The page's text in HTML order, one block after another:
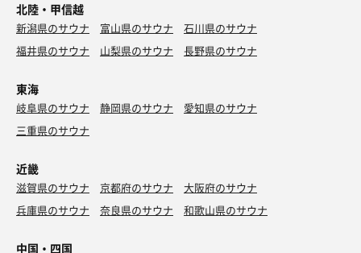
北陸・甲信越
新潟県のサウナ 富山県のサウナ
石川県のサウナ
福井県のサウナ
山梨県のサウナ 長野県のサウナ
東海
岐阜県のサウナ 静岡県のサウナ
愛知県のサウナ
三重県のサウナ
近畿
滋賀県のサウナ 京都府のサウナ
大阪府のサウナ
兵庫県のサウナ
奈良県のサウナ 和歌山県のサウナ
中国・四国